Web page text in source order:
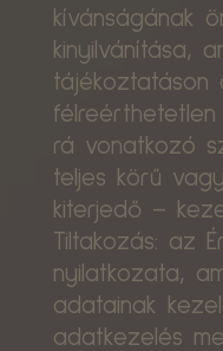
kívánságának
kinyilvánítása,
tájékoztatáson
rá vonatkozó
teljes körű
kiterjedő –
Tiltakozás: az
nyilatkozata,
adatainak
adatkezelés